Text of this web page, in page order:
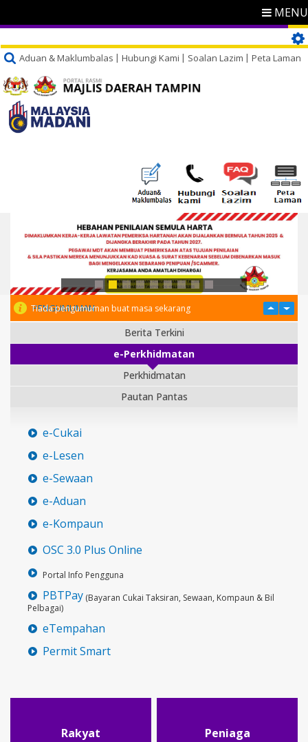
MENU
Aduan & Maklumbalas Hubungi Kami Soalan Lazim Peta Laman
PENGUMUMAN
Tiada pengumuman buat masa sekarang
Berita Terkini
e-Perkhidmatan
Perkhidmatan
Pautan Pantas
e-Cukai
e-Lesen
e-Sewaan
e-Aduan
e-Kompaun
OSC 3.0 Plus Online
Portal Info Pengguna
PBTPay (Bayaran Cukai Taksiran, Sewaan, Kompaun & Bil
Pelbagai)
eTempahan
Permit Smart
Rakyat Peniaga